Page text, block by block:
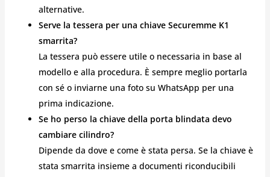
alternative.
Serve la tessera per una chiave Securemme K1
smarrita?
La tessera può essere utile o necessaria in base al
modello e alla procedura. È sempre meglio portarla
con sé o inviarne una foto su WhatsApp per una
prima indicazione.
Se ho perso la chiave della porta blindata devo
cambiare cilindro?
Dipende da dove e come è stata persa. Se la chiave è
stata smarrita insieme a documenti riconducibili